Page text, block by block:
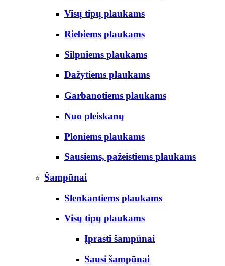
Visų tipų plaukams
Riebiems plaukams
Silpniems plaukams
Dažytiems plaukams
Garbanotiems plaukams
Nuo pleiskanų
Ploniems plaukams
Sausiems, pažeistiems plaukams
Šampūnai
Slenkantiems plaukams
Visų tipų plaukams
Įprasti šampūnai
Sausi šampūnai